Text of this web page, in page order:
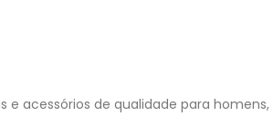
acessórios de qualidade para